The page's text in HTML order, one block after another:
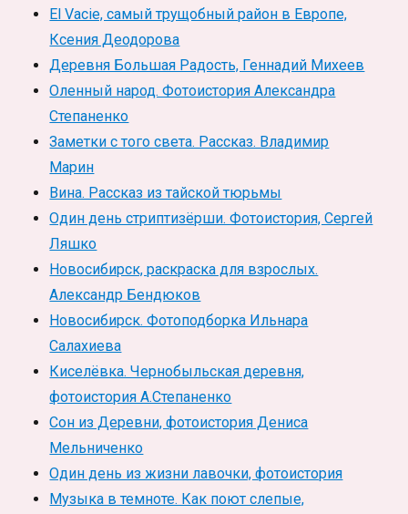
El Vacie, самый трущобный район в Европе,
Ксения Деодорова
Деревня Большая Радость, Геннадий Михеев
Оленный народ. Фотоистория Александра
Степаненко
Заметки с того света. Рассказ. Владимир
Марин
Вина. Рассказ из тайской тюрьмы
Один день стриптизёрши. Фотоистория, Сергей
Ляшко
Новосибирск, раскраска для взрослых.
Александр Бендюков
Новосибирск. Фотоподборка Ильнара
Салахиева
Киселёвка. Чернобыльская деревня,
фотоистория А.Степаненко
Сон из Деревни, фотоистория Дениса
Мельниченко
Один день из жизни лавочки, фотоистория
Музыка в темноте. Как поют слепые,